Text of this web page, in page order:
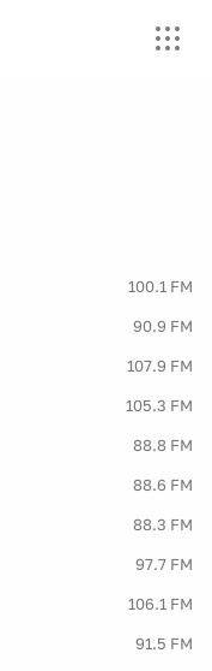
100.1 FM
90.9 FM
107.9 FM
105.3 FM
88.8 FM
88.6 FM
88.3 FM
97.7 FM
106.1 FM
91.5 FM